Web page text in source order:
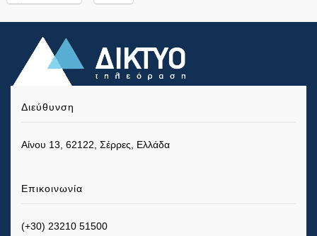
Διεύθυνση
Αίνου 13, 62122, Σέρρες, Ελλάδα
Επικοινωνία
(+30) 23210 51500